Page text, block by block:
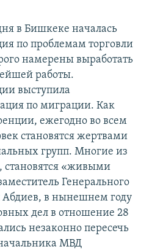
в Бишкеке началась
по проблемам торговли
намерены выработать
работы.
выступила
по миграции. Как
ежегодно во всем
становятся жертвами
групп. Многие из
«живыми
Генерального
в нынешнем году
дел в отношение 28
незаконно пересечь
МВД